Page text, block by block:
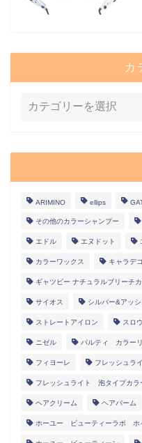
カ
ARIMINO ellips
その他のカラーシャンプー
エドル エヌドット
カラーワックス キャラデコ
ギャツビー ナチュラルブリーチ
サイオス シルバー&アッ
ストレートアイロン スロウ
ニゼル パルティ カラー
フィヨーレ フレッシュラ
フレッシュライト 泡タイプカラ
ヘアクリーム ヘアバーム
ホーユー ビューティーラボ ホ